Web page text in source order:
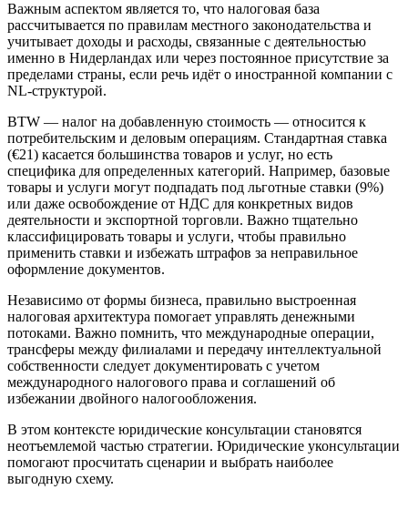
Важным аспектом является то, что налоговая база
рассчитывается по правилам местного законодательства и
учитывает доходы и расходы, связанные с деятельностью
именно в Нидерландах или через постоянное присутствие за
пределами страны, если речь идёт о иностранной компании с
NL-структурой.
BTW — налог на добавленную стоимость — относится к
потребительским и деловым операциям. Стандартная ставка
(€21) касается большинства товаров и услуг, но есть
специфика для определенных категорий. Например, базовые
товары и услуги могут подпадать под льготные ставки (9%)
или даже освобождение от НДС для конкретных видов
деятельности и экспортной торговли. Важно тщательно
классифицировать товары и услуги, чтобы правильно
применить ставки и избежать штрафов за неправильное
оформление документов.
Независимо от формы бизнеса, правильно выстроенная
налоговая архитектура помогает управлять денежными
потоками. Важно помнить, что международные операции,
трансферы между филиалами и передачу интеллектуальной
собственности следует документировать с учетом
международного налогового права и соглашений об
избежании двойного налогообложения.
В этом контексте юридические консультации становятся
неотъемлемой частью стратегии. Юридические уконсультации
помогают просчитать сценарии и выбрать наиболее
выгодную схему.